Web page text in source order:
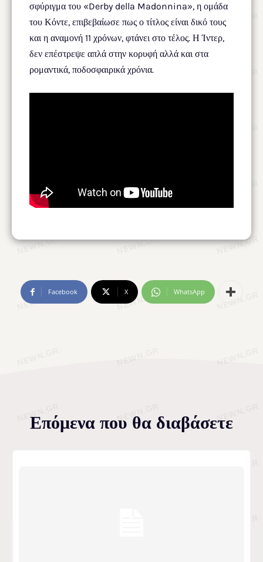
σφύριγμα του «Derby della Madonnina», η ομάδα
του Κόντε, επιβεβαίωσε πως ο τίτλος είναι δικό τους
και η αναμονή 11 χρόνων, φτάνει στο τέλος. Η Ίντερ,
δεν επέστρεψε απλά στην κορυφή αλλά και στα
ρομαντικά, ποδοσφαιρικά χρόνια.
Facebook X WhatsApp
Επόμενα που θα διαβάσετε